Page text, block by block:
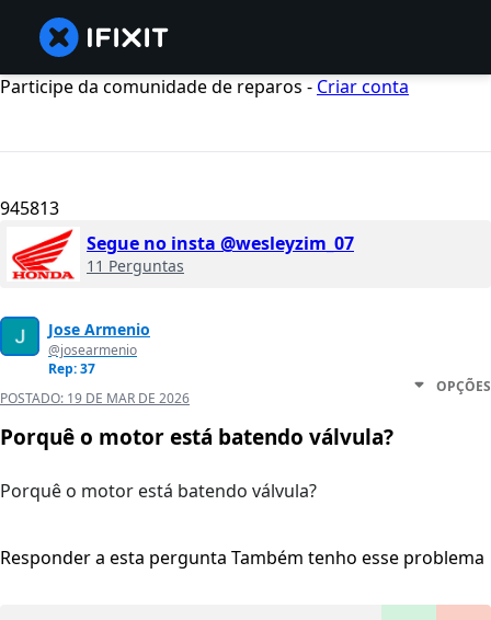
Participe da comunidade de reparos - Criar conta
945813
Segue no insta @wesleyzim_07
11 Perguntas
Jose Armenio
@josearmenio
Rep: 37
POSTADO: 19 DE MAR DE 2026
OPÇÕES
Porquê o motor está batendo válvula?
Porquê o motor está batendo válvula?
Responder a esta pergunta Também tenho esse problema